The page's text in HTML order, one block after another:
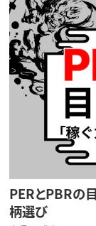
PERとPBRの目
柄選び